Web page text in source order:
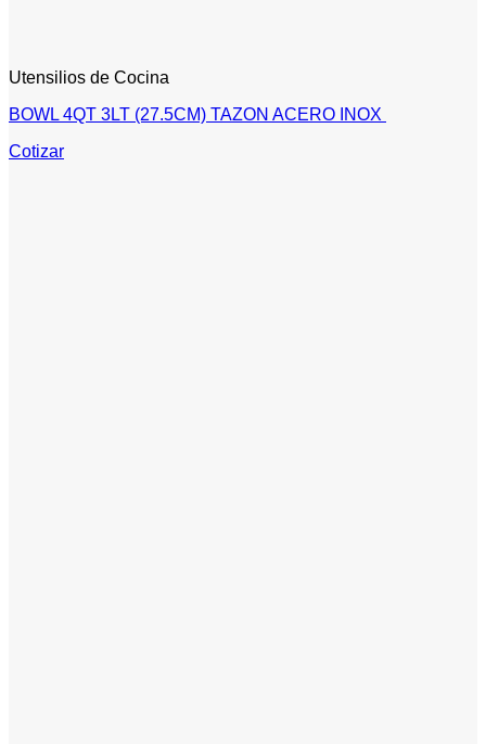
Utensilios de Cocina
BOWL 4QT 3LT (27.5CM) TAZON ACERO INOX
Cotizar